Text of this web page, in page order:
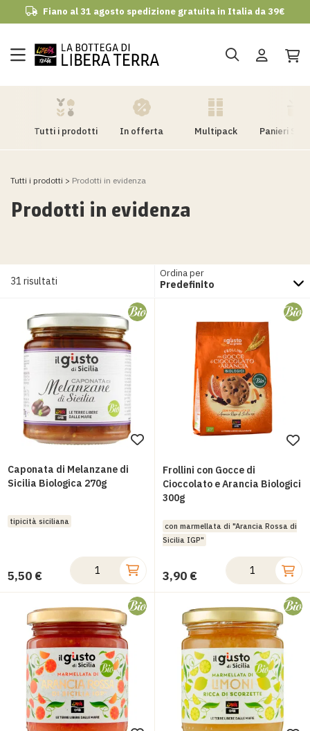
Fiano al 31 agosto spedizione gratuita in Italia da 39€
Tutti i prodotti In offerta Multipack Panieri
Tutti i prodotti Prodotti in evidenza
Prodotti in evidenza
31 risultati
Ordina per
Aggiungi
desideri
Caponata di Melanzane di
Sicilia Biologica 270g
tipicità siciliana
5,50 €
Frollini con Gocce di
Cioccolato e Arancia Biologici
300g
con marmellata di "Arancia Rossa di
Sicilia IGP"
3,90 €